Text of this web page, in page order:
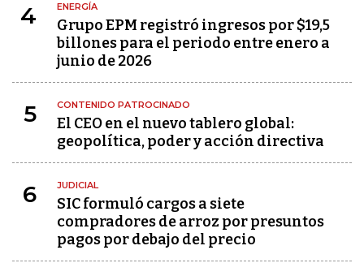
4 ENERGÍA
Grupo EPM registró ingresos por $19,5
billones para el periodo entre enero a
junio de 2026
5 CONTENIDO PATROCINADO
El CEO en el nuevo tablero global:
geopolítica, poder y acción directiva
6 JUDICIAL
SIC formuló cargos a siete
compradores de arroz por presuntos
pagos por debajo del precio